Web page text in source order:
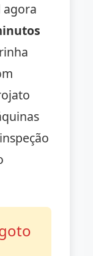
agora